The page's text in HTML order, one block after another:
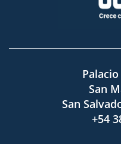
San
San
+54